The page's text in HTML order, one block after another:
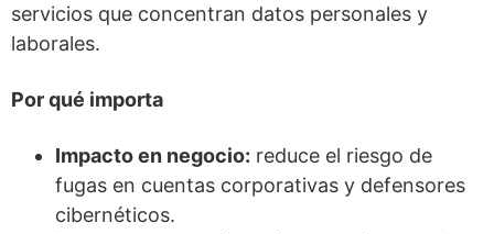
servicios que concentran datos personales y
laborales.
Por qué importa
Impacto en negocio: reduce el riesgo de
fugas en cuentas corporativas y defensores
cibernéticos.